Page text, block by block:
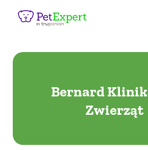
Bernard
Zwierząt